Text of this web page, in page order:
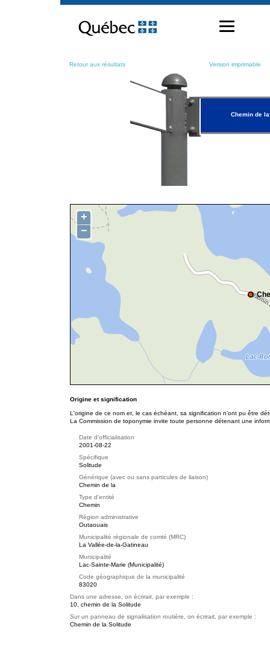
contenu
Retour aux résultats Version imprimable
Chemin de
+
−
Origine et signification
L'origine de ce nom et, le cas échéant, sa signification n’ont pu être
La Commission de toponymie invite toute personne détenant une
Date d'officialisation
2001-08-22
Spécifique
Solitude
Générique (avec ou sans particules de liaison)
Chemin de la
Type d'entité
Chemin
Région administrative
Outaouais
Municipalité régionale de comté (MRC)
La Vallée-de-la-Gatineau
Municipalité
Lac-Sainte-Marie (Municipalité)
Code géographique de la municipalité
83020
Dans une adresse, on écrirait, par exemple :
10, chemin de la Solitude
Sur un panneau de signalisation routière, on écrirait, par exemple :
Chemin de la Solitude